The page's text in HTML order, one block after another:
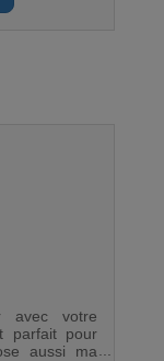
avec votre
parfait pour
aussi ma